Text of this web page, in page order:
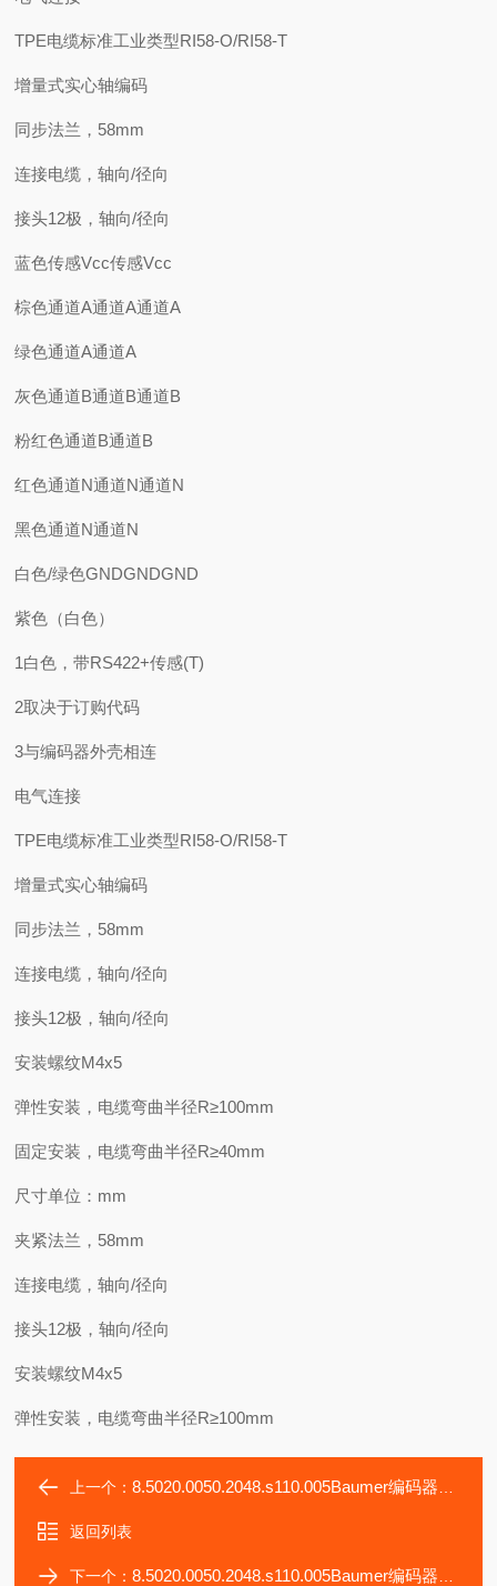
TPE电缆标准工业类型RI58-O/RI58-T
增量式实心轴编码
同步法兰，58mm
连接电缆，轴向/径向
接头12极，轴向/径向
蓝色传感Vcc传感Vcc
棕色通道A通道A通道A
绿色通道A通道A
灰色通道B通道B通道B
粉红色通道B通道B
红色通道N通道N通道N
黑色通道N通道N
白色/绿色GNDGNDGND
紫色（白色）
1白色，带RS422+传感(T)
2取决于订购代码
3与编码器外壳相连
电气连接
TPE电缆标准工业类型RI58-O/RI58-T
增量式实心轴编码
同步法兰，58mm
连接电缆，轴向/径向
接头12极，轴向/径向
安装螺纹M4x5
弹性安装，电缆弯曲半径R≥100mm
固定安装，电缆弯曲半径R≥40mm
尺寸单位：mm
夹紧法兰，58mm
连接电缆，轴向/径向
接头12极，轴向/径向
安装螺纹M4x5
弹性安装，电缆弯曲半径R≥100mm
上一个：8.5020.0050.2048.s110.005Baumer编码器Kubler8.F3663.4111.C222
返回列表
下一个：8.5020.0050.2048.s110.005Baumer编码器Kubler8.3652.3111.B312